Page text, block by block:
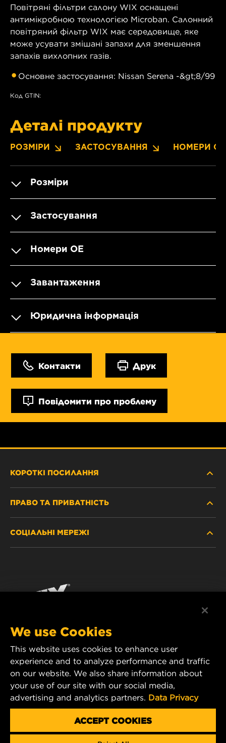
Повітряні фільтри салону WIX оснащені
антимікробною технологією Microban. Салонний
повітряний фільтр WIX має середовище, яке
може усувати змішані запахи для зменшення
запахів вихлопних газів.
Основне застосування: Nissan Serena -&gt;8/99
Код GTIN:
Деталі продукту
РОЗМІРИ ЗАСТОСУВАННЯ НОМЕРИ OE
Розміри
Застосування
Номери OE
Завантаження
Юридична інформація
Контакти Друк
Повідомити про проблему
КОРОТКІ ПОСИЛАННЯ
ПРАВО ТА ПРИВАТНІСТЬ
ЗАХИСТ ПЕРСОНАЛЬНИХ ДАНИХ
РЕКВІЗИТИ
СОЦІАЛЬНІ МЕРЕЖІ
MANN+HUMMEL FT Poland
ul. Wrocławska 145,
63-800 GOSTYŃ, POLAND
Tel. +48 65 572 89 00
E-mail:info@mann-hummel.com
MANN+HUMMEL GROUP
We use Cookies
This website uses cookies to enhance user
experience and to analyze performance and traffic
on our website. We also share information about
your use of our site with our social media,
advertising and analytics partners. Data Privacy
ACCEPT COOKIES